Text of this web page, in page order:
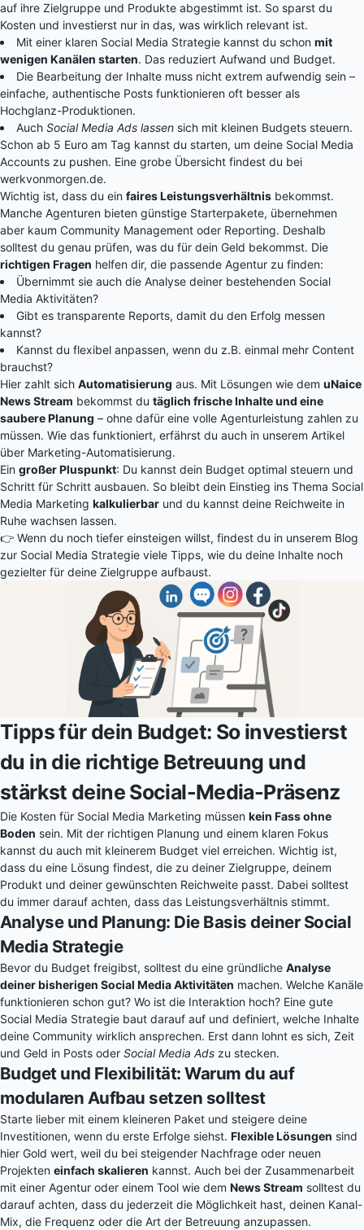
auf ihre Zielgruppe und Produkte abgestimmt ist. So sparst du
Kosten und investierst nur in das, was wirklich relevant ist.
Mit einer klaren Social Media Strategie kannst du schon mit
wenigen Kanälen starten. Das reduziert Aufwand und Budget.
Die Bearbeitung der Inhalte muss nicht extrem aufwendig sein –
einfache, authentische Posts funktionieren oft besser als
Hochglanz-Produktionen.
Auch Social Media Ads lassen sich mit kleinen Budgets steuern.
Schon ab 5 Euro am Tag kannst du starten, um deine Social Media
Accounts zu pushen. Eine grobe Übersicht findest du bei
werkvonmorgen.de.
Wichtig ist, dass du ein faires Leistungsverhältnis bekommst.
Manche Agenturen bieten günstige Starterpakete, übernehmen
aber kaum Community Management oder Reporting. Deshalb
solltest du genau prüfen, was du für dein Geld bekommst. Die
richtigen Fragen helfen dir, die passende Agentur zu finden:
Übernimmt sie auch die Analyse deiner bestehenden Social
Media Aktivitäten?
Gibt es transparente Reports, damit du den Erfolg messen
kannst?
Kannst du flexibel anpassen, wenn du z.B. einmal mehr Content
brauchst?
Hier zahlt sich Automatisierung aus. Mit Lösungen wie dem uNaice
News Stream bekommst du täglich frische Inhalte und eine
saubere Planung – ohne dafür eine volle Agenturleistung zahlen zu
müssen. Wie das funktioniert, erfährst du auch in unserem Artikel
über Marketing-Automatisierung.
Ein großer Pluspunkt: Du kannst dein Budget optimal steuern und
Schritt für Schritt ausbauen. So bleibt dein Einstieg ins Thema Social
Media Marketing kalkulierbar und du kannst deine Reichweite in
Ruhe wachsen lassen.
👉 Wenn du noch tiefer einsteigen willst, findest du in unserem Blog
zur Social Media Strategie viele Tipps, wie du deine Inhalte noch
gezielter für deine Zielgruppe aufbaust.
Tipps für dein Budget: So investierst
du in die richtige Betreuung und
stärkst deine Social-Media-Präsenz
Die Kosten für Social Media Marketing müssen kein Fass ohne
Boden sein. Mit der richtigen Planung und einem klaren Fokus
kannst du auch mit kleinerem Budget viel erreichen. Wichtig ist,
dass du eine Lösung findest, die zu deiner Zielgruppe, deinem
Produkt und deiner gewünschten Reichweite passt. Dabei solltest
du immer darauf achten, dass das Leistungsverhältnis stimmt.
Analyse und Planung: Die Basis deiner Social
Media Strategie
Bevor du Budget freigibst, solltest du eine gründliche Analyse
deiner bisherigen Social Media Aktivitäten machen. Welche Kanäle
funktionieren schon gut? Wo ist die Interaktion hoch? Eine gute
Social Media Strategie baut darauf auf und definiert, welche Inhalte
deine Community wirklich ansprechen. Erst dann lohnt es sich, Zeit
und Geld in Posts oder Social Media Ads zu stecken.
Budget und Flexibilität: Warum du auf
modularen Aufbau setzen solltest
Starte lieber mit einem kleineren Paket und steigere deine
Investitionen, wenn du erste Erfolge siehst. Flexible Lösungen sind
hier Gold wert, weil du bei steigender Nachfrage oder neuen
Projekten einfach skalieren kannst. Auch bei der Zusammenarbeit
mit einer Agentur oder einem Tool wie dem News Stream solltest du
darauf achten, dass du jederzeit die Möglichkeit hast, deinen Kanal-
Mix, die Frequenz oder die Art der Betreuung anzupassen.